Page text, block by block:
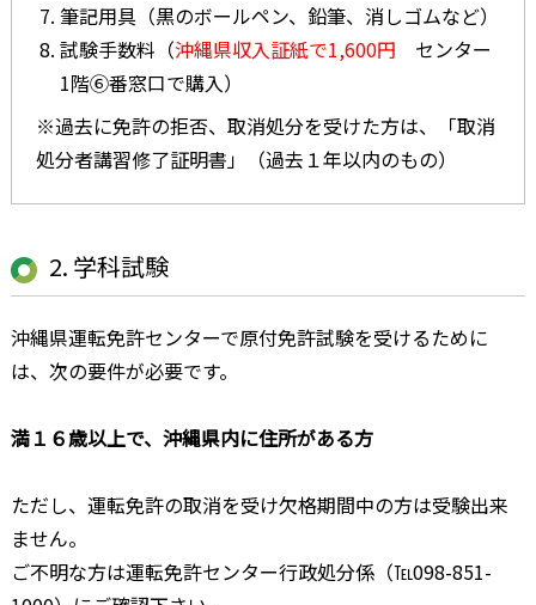
筆記用具（黒のボールペン、鉛筆、消しゴムなど）
試験手数料（沖縄県収入証紙で1,600円 センター
1階⑥番窓口で購入）
※過去に免許の拒否、取消処分を受けた方は、「取消
処分者講習修了証明書」（過去１年以内のもの）
2. 学科試験
沖縄県運転免許センターで原付免許試験を受けるために
は、次の要件が必要です。
満１６歳以上で、沖縄県内に住所がある方
ただし、運転免許の取消を受け欠格期間中の方は受験出来
ません。
ご不明な方は運転免許センター行政処分係（℡098-851-